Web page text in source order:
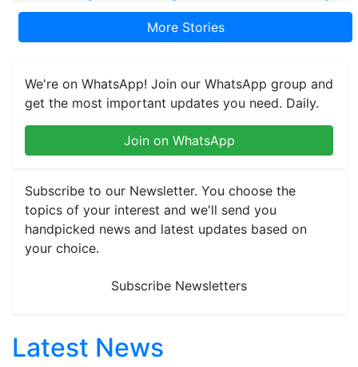
More Stories
We're on WhatsApp! Join our WhatsApp group and
get the most important updates you need. Daily.
Join on WhatsApp
Subscribe to our Newsletter. You choose the
topics of your interest and we'll send you
handpicked news and latest updates based on
your choice.
Subscribe Newsletters
Latest News